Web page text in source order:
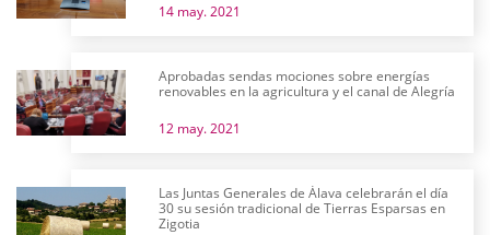
14 may. 2021
Aprobadas sendas mociones sobre energías
renovables en la agricultura y el canal de Alegría
12 may. 2021
Las Juntas Generales de Álava celebrarán el día
30 su sesión tradicional de Tierras Esparsas en
Zigotia